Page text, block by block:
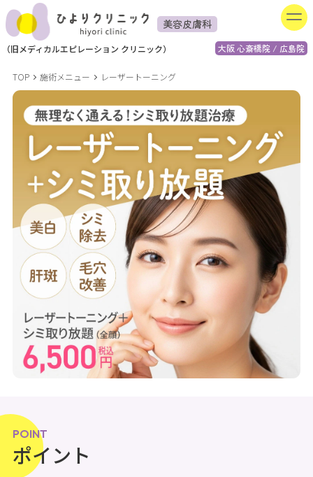
美容皮膚科
大阪 心斎橋院 / 広島院
（旧メディカルエピレーション クリニック）
TOP 施術メニュー レーザートーニング
POINT
ポイント